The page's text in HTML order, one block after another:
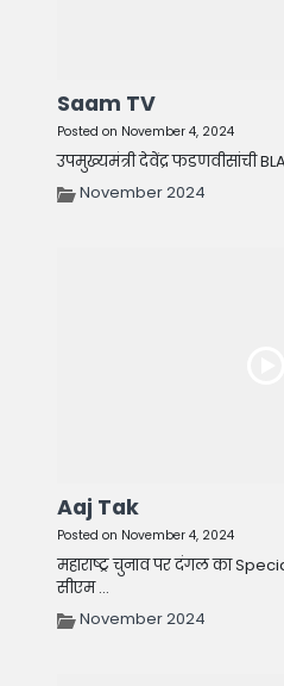
Saam TV
Posted on November 4, 2024
उपमुख्यमंत्री देवेंद्र फडणवीसांची
November 2024
Aaj Tak
Posted on November 4, 2024
महाराष्ट्र चुनाव पर दंगल का
सीएम ...
November 2024